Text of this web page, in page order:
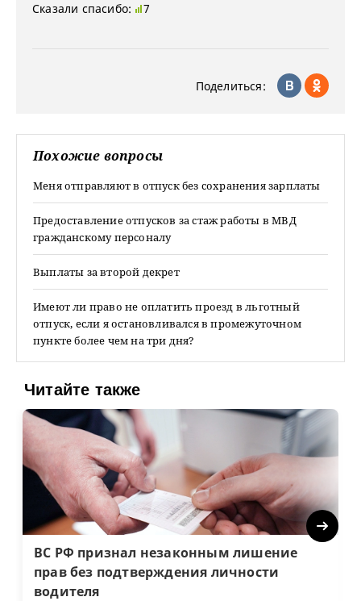
Сказали спасибо: 7
Поделиться:
Похожие вопросы
Меня отправляют в отпуск без сохранения зарплаты
Предоставление отпусков за стаж работы в МВД
гражданскому персоналу
Выплаты за второй декрет
Имеют ли право не оплатить проезд в льготный
отпуск, если я остановливался в промежуточном
пункте более чем на три дня?
Читайте также
ВС РФ признал незаконным лишение
прав без подтверждения личности
водителя
Next